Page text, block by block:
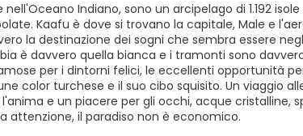
nell'Oceano Indiano, sono un arcipelago di 1.192
Kaafu è dove si trovano la capitale, Male e
la destinazione dei sogni che sembra essere
è davvero quella bianca e i tramonti sono
per i dintorni felici, le eccellenti opportunità
color turchese e il suo cibo squisito. Un viaggio
e un piacere per gli occhi, acque cristalline,
attenzione, il paradiso non è economico.